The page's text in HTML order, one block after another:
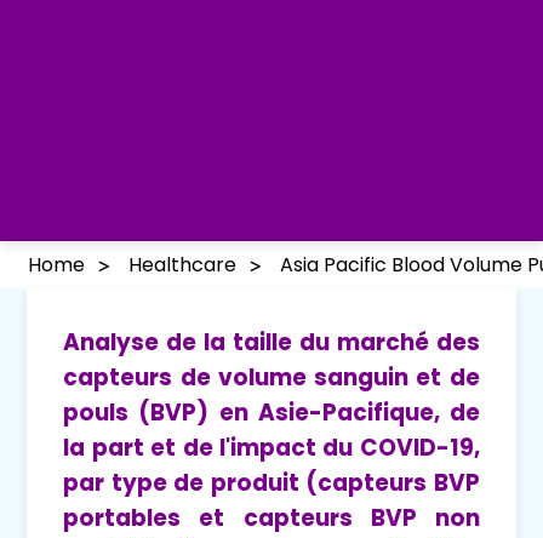
Home Healthcare Asia Pacific Blood Volume
Analyse de la taille du marché des
capteurs de volume sanguin et de
pouls (BVP) en Asie-Pacifique, de
la part et de l'impact du COVID-19,
par type de produit (capteurs BVP
portables et capteurs BVP non